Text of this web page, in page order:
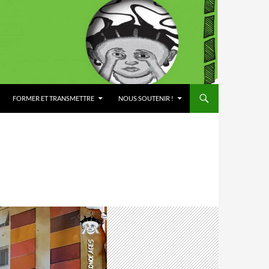
FORMER ET TRANSMETTRE NOUS SOUTENIR !